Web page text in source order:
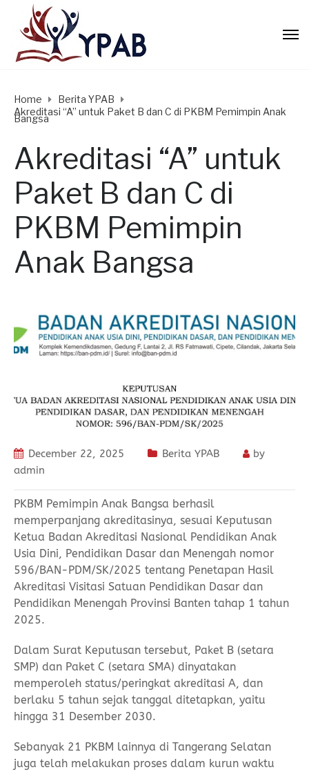
Home
Berita YPAB
Akreditasi “A” untuk Paket B dan C di PKBM Pemimpin Anak
Bangsa
Akreditasi “A” untuk
Paket B dan C di
PKBM Pemimpin
Anak Bangsa
December 22, 2025 Berita YPAB
by
admin
PKBM Pemimpin Anak Bangsa berhasil
memperpanjang akreditasinya, sesuai Keputusan
Ketua Badan Akreditasi Nasional Pendidikan Anak
Usia Dini, Pendidikan Dasar dan Menengah nomor
596/BAN-PDM/SK/2025 tentang Penetapan Hasil
Akreditasi Visitasi Satuan Pendidikan Dasar dan
Pendidikan Menengah Provinsi Banten tahap 1 tahun
2025.
Dalam Surat Keputusan tersebut, Paket B (setara
SMP) dan Paket C (setara SMA) dinyatakan
memperoleh status/peringkat akreditasi A, dan
berlaku 5 tahun sejak tanggal ditetapkan, yaitu
hingga 31 Desember 2030.
Sebanyak 21 PKBM lainnya di Tangerang Selatan
juga telah melakukan proses dalam kurun waktu